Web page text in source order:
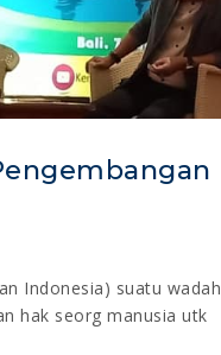
Indonesia) suatu wadah
hak seorg manusia utk